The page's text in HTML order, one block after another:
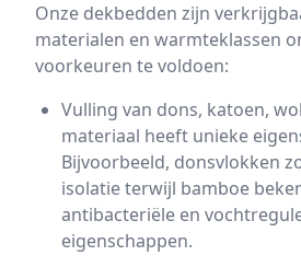
Onze dekbedden zijn
materialen en warmteklassen
voorkeuren te voldoen:
Vulling van dons, katoen,
materiaal heeft unieke
Bijvoorbeeld, donsvlokken
isolatie terwijl bamboe
antibacteriële en
eigenschappen.